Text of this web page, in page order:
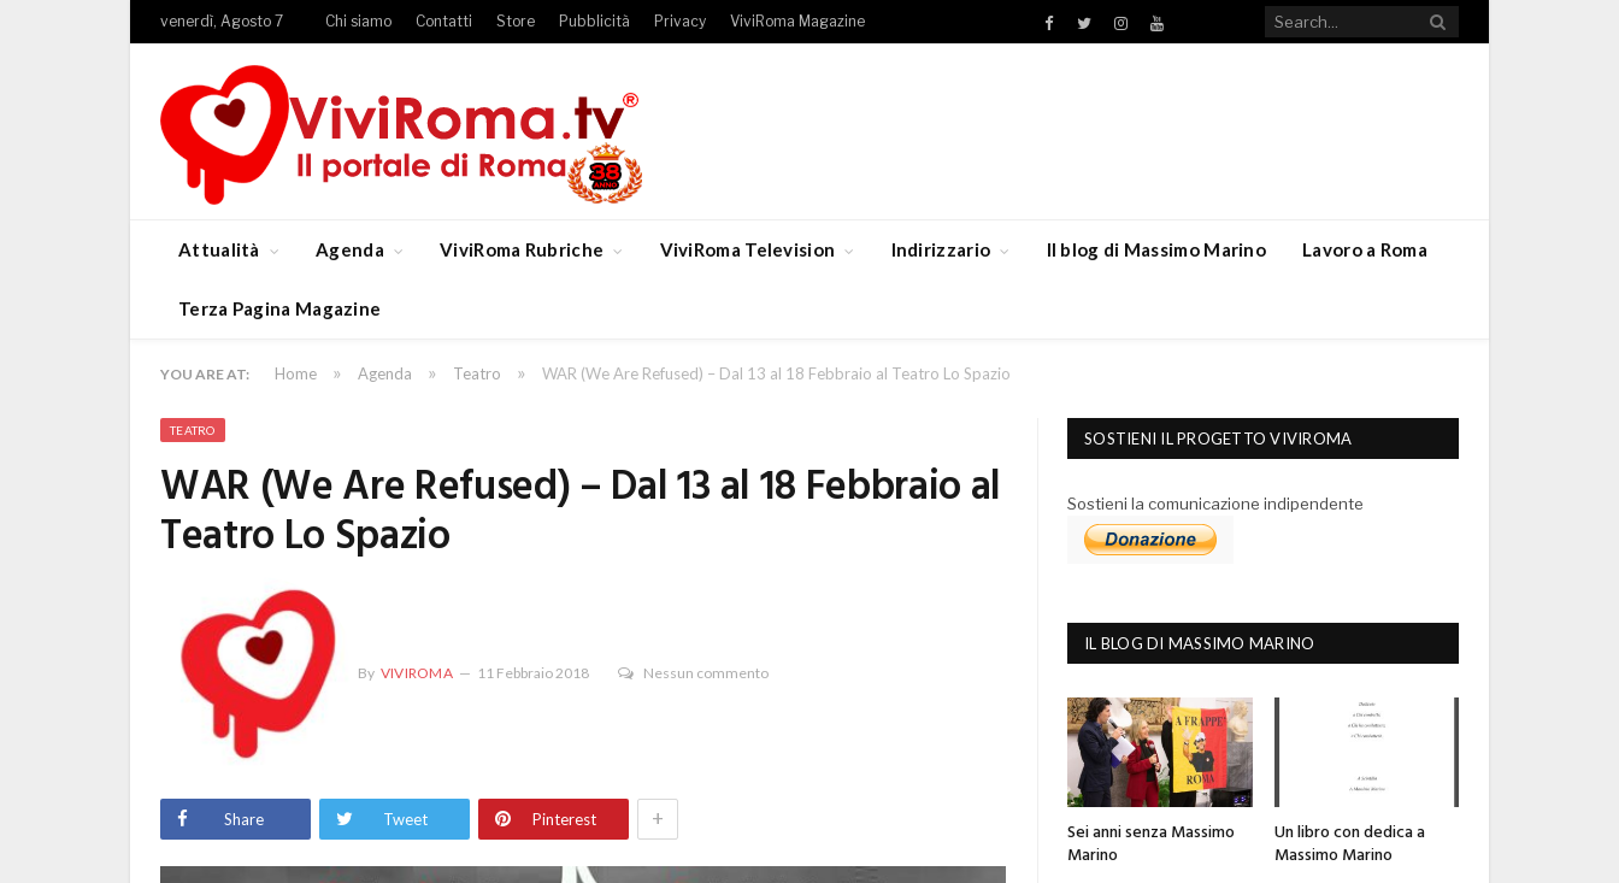
venerdì, Agosto 7 Chi siamo Contatti Store Pubblicità Privacy ViviRoma Magazine Facebook
TwitterInstagramYouTube
Attualità Agenda ViviRoma Rubriche ViviRoma Television Indirizzario Il blog di Massimo Marino Lavoro a Roma
Terza Pagina Magazine
YOU ARE AT: Home » Agenda » Teatro » WAR (We Are Refused) – Dal 13 al 18 Febbraio al Teatro Lo Spazio
TEATRO
WAR (We Are Refused) – Dal 13 al 18 Febbraio al
Teatro Lo Spazio
By VIVIROMA 11 Febbraio 2018 Nessun commento
Share Tweet Pinterest +
SOSTIENI IL PROGETTO VIVIROMA
Sostieni la comunicazione indipendente
IL BLOG DI MASSIMO MARINO
Sei anni senza Massimo
Marino
Un libro con dedica a
Massimo Marino